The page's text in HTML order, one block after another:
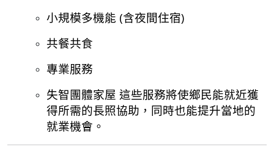
小規模多機能 (含夜間住宿)
共餐共食
專業服務
失智團體家屋 這些服務將使鄉民能就近獲
得所需的長照協助，同時也能提升當地的
就業機會。